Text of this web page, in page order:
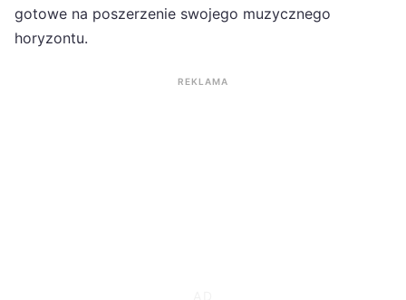
gotowe na poszerzenie swojego muzycznego
horyzontu.
REKLAMA